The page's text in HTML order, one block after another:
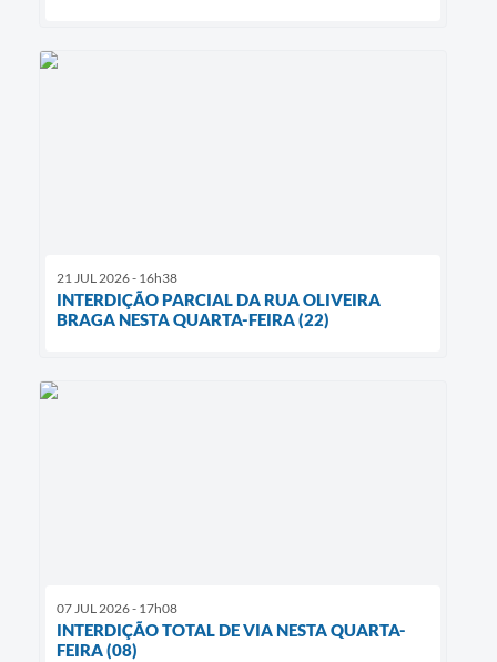
21 JUL 2026 - 16h38
INTERDIÇÃO PARCIAL DA RUA OLIVEIRA
BRAGA NESTA QUARTA-FEIRA (22)
07 JUL 2026 - 17h08
INTERDIÇÃO TOTAL DE VIA NESTA QUARTA-
FEIRA (08)